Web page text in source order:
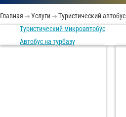
Главная Услуги
Туристический автобус
Туристический микроавтобус
Автобус на турбазу